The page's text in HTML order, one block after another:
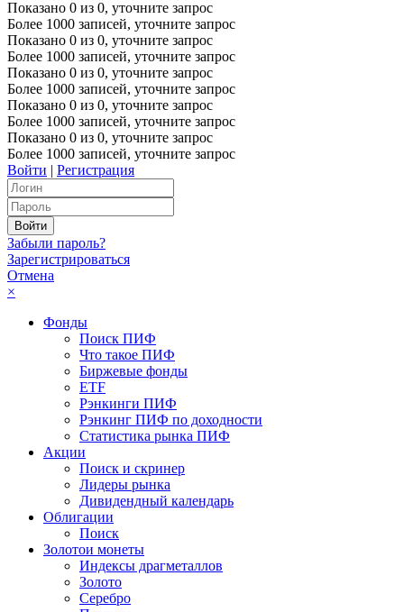
Показано 0 из 0, уточните запрос
Более 1000 записей, уточните запрос
Показано 0 из 0, уточните запрос
Более 1000 записей, уточните запрос
Показано 0 из 0, уточните запрос
Более 1000 записей, уточните запрос
Показано 0 из 0, уточните запрос
Более 1000 записей, уточните запрос
Показано 0 из 0, уточните запрос
Более 1000 записей, уточните запрос
Войти | Регистрация
Забыли пароль?
Зарегистрироваться
Отмена
×
Фонды
Поиск ПИФ
Что такое ПИФ
Биржевые фонды
ETF
Рэнкинги ПИФ
Рэнкинг ПИФ по доходности
Статистика рынка ПИФ
Акции
Поиск и скринер
Лидеры рынка
Дивидендный календарь
Облигации
Поиск
Золотои монеты
Индексы драгметаллов
Золото
Серебро